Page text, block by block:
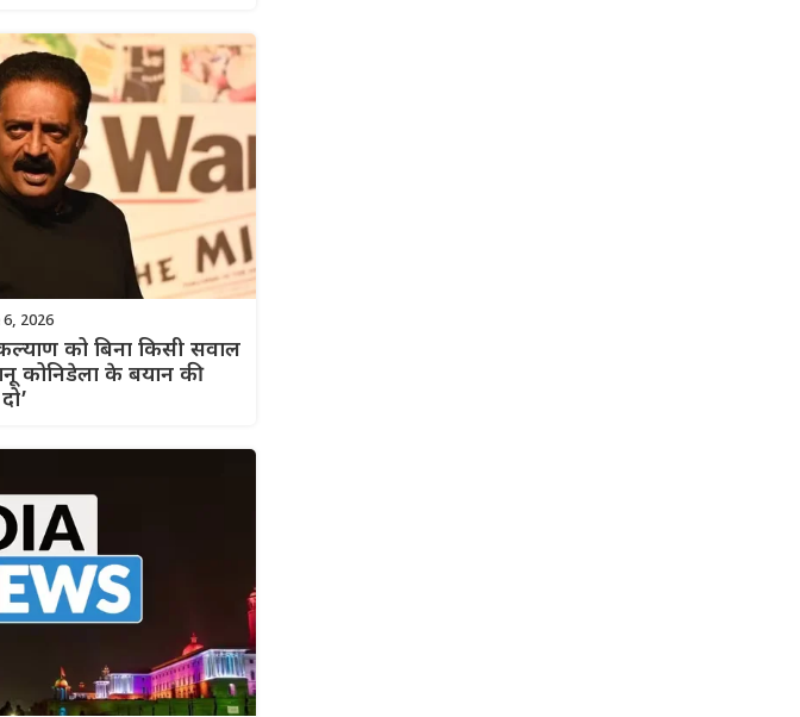
6, 2026
को बिना किसी सवाल
कोनिडेला के बयान की